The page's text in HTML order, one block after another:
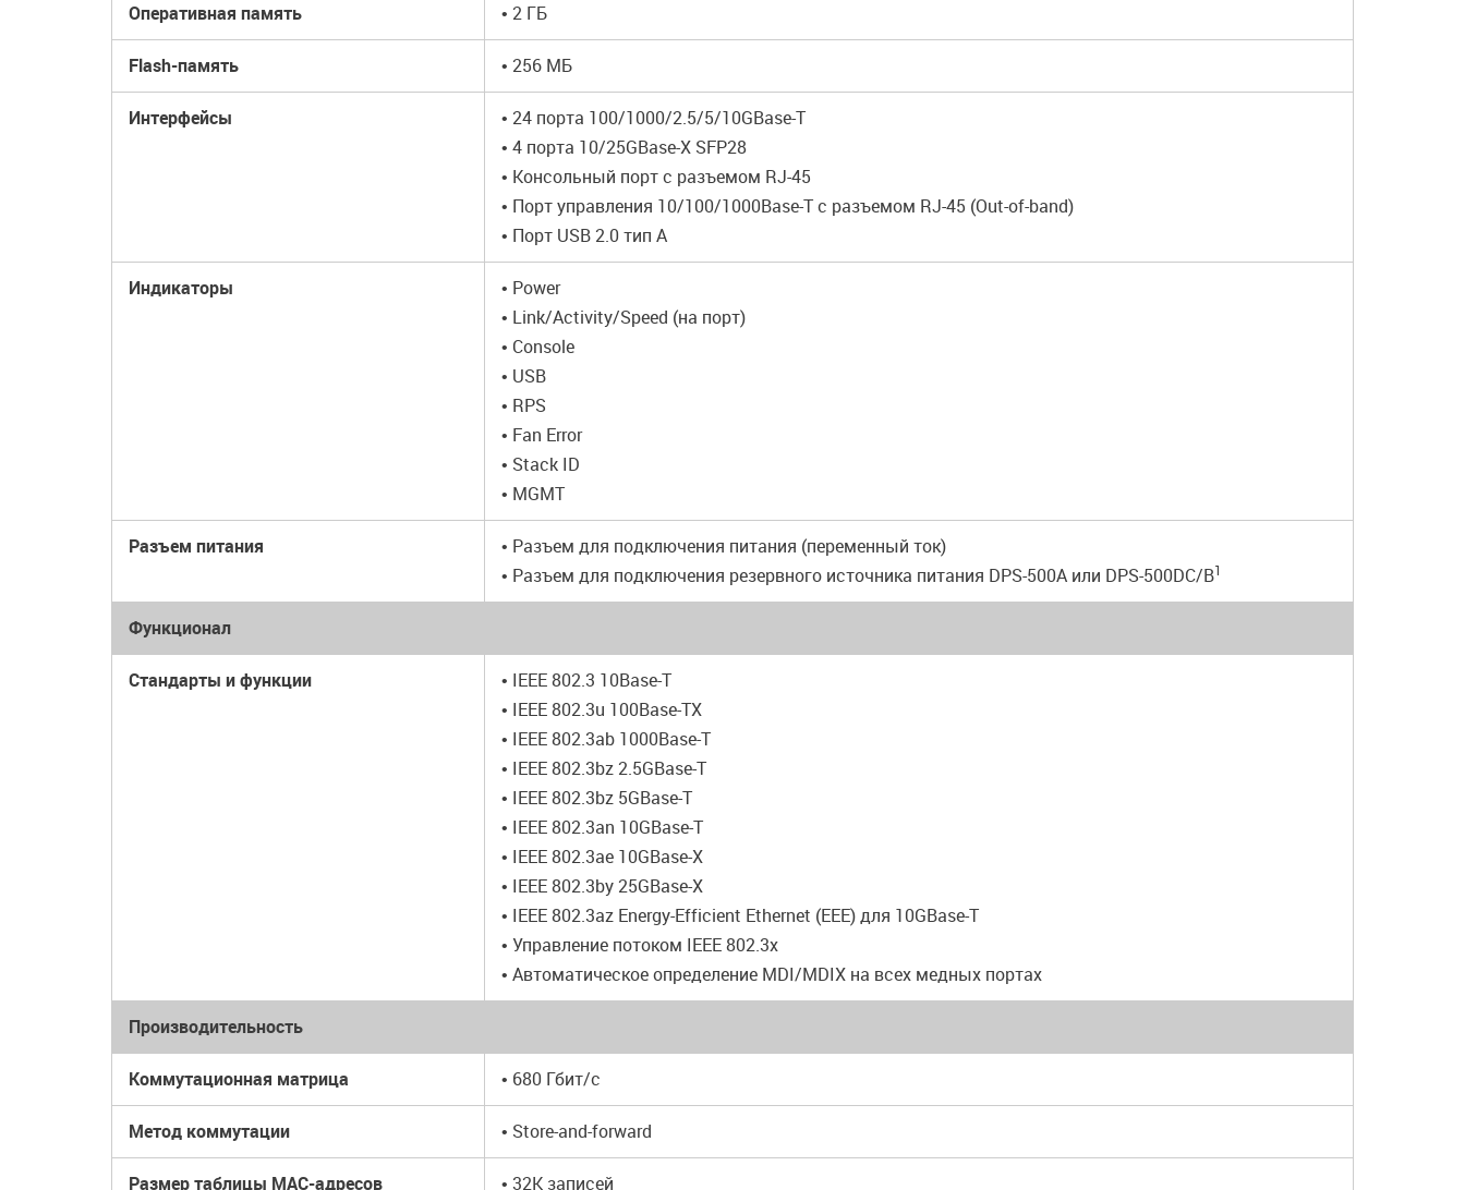
Оперативная память • 2 ГБ
Flash-память • 256 МБ
Интерфейсы
• 24 порта 100/1000/2.5/5/10GBase-T
• 4 порта 10/25GBase-X SFP28
• Консольный порт с разъемом RJ-45
• Порт управления 10/100/1000Base-T с разъемом RJ-45 (Out-of-band)
• Порт USB 2.0 тип A
Индикаторы
• Power
• Link/Activity/Speed (на порт)
• Console
• USB
• RPS
• Fan Error
• Stack ID
• MGMT
Разъем питания
• Разъем для подключения питания (переменный ток)
• Разъем для подключения резервного источника питания DPS-500A или DPS-500DC/B1
Функционал
Стандарты и функции
• IEEE 802.3 10Base-T
• IEEE 802.3u 100Base-TX
• IEEE 802.3ab 1000Base-T
• IEEE 802.3bz 2.5GBase-T
• IEEE 802.3bz 5GBase-T
• IEEE 802.3an 10GBase-T
• IEEE 802.3ae 10GBase-X
• IEEE 802.3by 25GBase-X
• IEEE 802.3az Energy-Efficient Ethernet (EEE) для 10GBase-T
• Управление потоком IEEE 802.3x
• Автоматическое определение MDI/MDIX на всех медных портах
Производительность
Коммутационная матрица • 680 Гбит/с
Метод коммутации • Store-and-forward
Размер таблицы MAC-адресов • 32K записей